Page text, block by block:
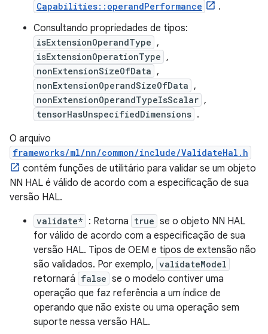
Capabilities::operandPerformance
.
Consultando propriedades de tipos:
isExtensionOperandType ,
isExtensionOperationType ,
nonExtensionSizeOfData ,
nonExtensionOperandSizeOfData ,
nonExtensionOperandTypeIsScalar ,
tensorHasUnspecifiedDimensions .
O arquivo
frameworks/ml/nn/common/include/ValidateHal.h
contém funções de utilitário para validar se um objeto
NN HAL é válido de acordo com a especificação de sua
versão HAL.
validate* : Retorna true se o objeto NN HAL
for válido de acordo com a especificação de sua
versão HAL. Tipos de OEM e tipos de extensão não
são validados. Por exemplo, validateModel
retornará false se o modelo contiver uma
operação que faz referência a um índice de
operando que não existe ou uma operação sem
suporte nessa versão HAL.